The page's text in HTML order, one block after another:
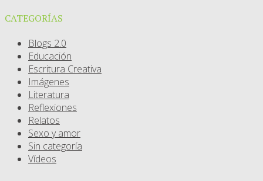
CATEGORÍAS
Blogs 2.0
Educación
Escritura Creativa
Imágenes
Literatura
Reflexiones
Relatos
Sexo y amor
Sin categoría
Vídeos